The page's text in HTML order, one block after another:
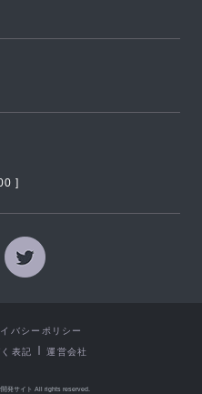
]
バシーポリシー
表記 運営会社
発サイト All rights reserved.